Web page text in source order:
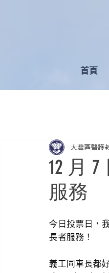
首頁
12 月
服務
大灣區醫護
今日投票日，
長者服務！
義工同車長都